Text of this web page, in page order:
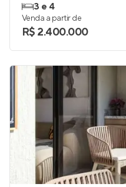
3 e 4
Venda a partir de
R$ 2.400.000